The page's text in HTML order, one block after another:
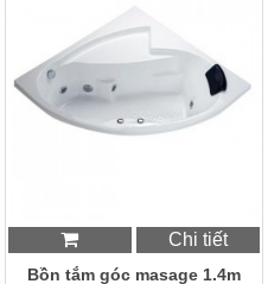
Chi tiết
Bồn tắm góc masage 1.4m